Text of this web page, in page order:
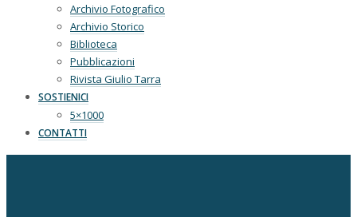
Archivio Fotografico
Archivio Storico
Biblioteca
Pubblicazioni
Rivista Giulio Tarra
SOSTIENICI
5×1000
CONTATTI